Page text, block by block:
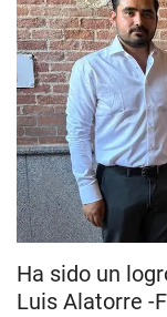
Ha sido un
Luis Alatorre -